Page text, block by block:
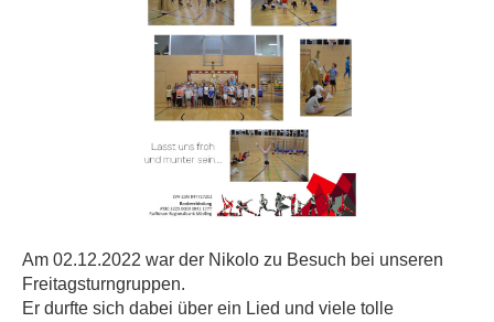
Am 02.12.2022 war der Nikolo zu Besuch bei unseren
Freitagsturngruppen.
Er durfte sich dabei über ein Lied und viele tolle